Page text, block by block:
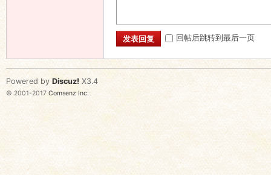
发表回复 回帖后跳转到最后一页
Powered by Discuz! X3.4
© 2001-2017 Comsenz Inc.